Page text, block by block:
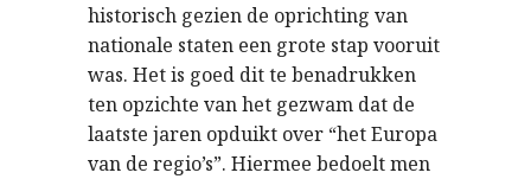
historisch gezien de oprichting van
nationale staten een grote stap vooruit
was. Het is goed dit te benadrukken
ten opzichte van het gezwam dat de
laatste jaren opduikt over “het Europa
van de regio’s”. Hiermee bedoelt men